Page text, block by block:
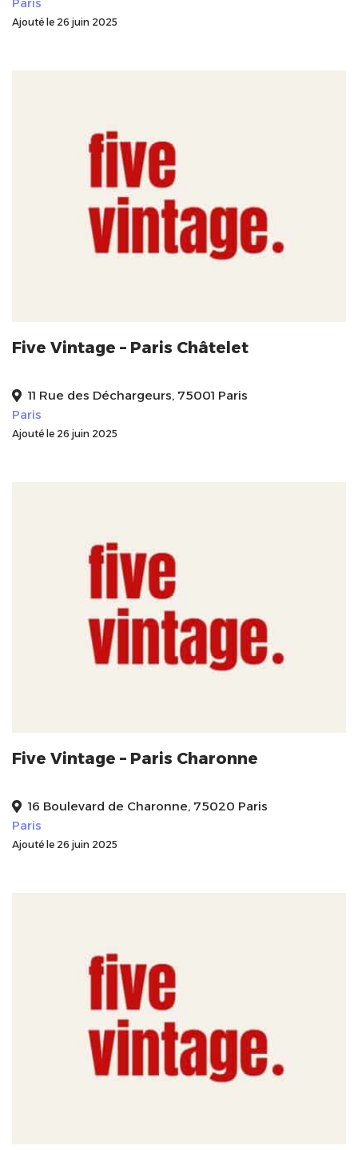
Ajouté le 26 juin 2025
Five Vintage – Paris Châtelet
11 Rue des Déchargeurs, 75001 Paris
Paris
Ajouté le 26 juin 2025
Five Vintage – Paris Charonne
16 Boulevard de Charonne, 75020 Paris
Paris
Ajouté le 26 juin 2025